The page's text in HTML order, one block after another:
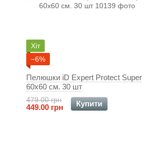
Хіт
−6%
Пелюшки iD Expert Protect Super
60x60 см. 30 шт
479.00 грн
449.00 грн Купити